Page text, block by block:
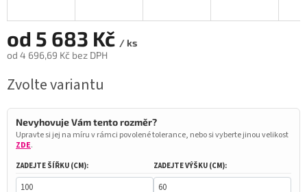
od 5 683 Kč / ks
od 4 696,69 Kč bez DPH
cena:
Zvolte variantu
Nevyhovuje Vám tento rozměr?
Upravte si jej na míru v rámci povolené tolerance, nebo si vyberte jinou velikost
ZDE.
ZADEJTE ŠÍŘKU (CM): ZADEJTE VÝŠKU (CM):